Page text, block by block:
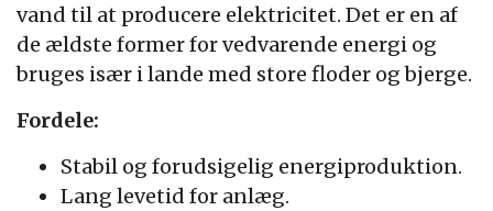
vand til at producere elektricitet. Det er en af
de ældste former for vedvarende energi og
bruges især i lande med store floder og bjerge.
Fordele:
Stabil og forudsigelig energiproduktion.
Lang levetid for anlæg.